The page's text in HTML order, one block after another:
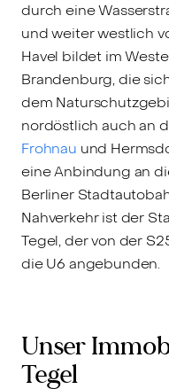
durch eine
und weiter westlich
Havel bildet im
Brandenburg, die
dem
nordöstlich auch an
Frohnau und
eine Anbindung an
Berliner
Nahverkehr ist der
Tegel, der von der
die U6 angebunden.
Unser
Tegel